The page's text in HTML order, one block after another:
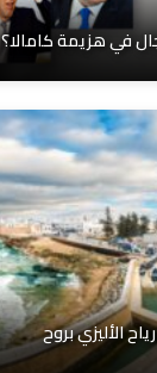
في هزيمة كامالا؟
الأليزي بروح